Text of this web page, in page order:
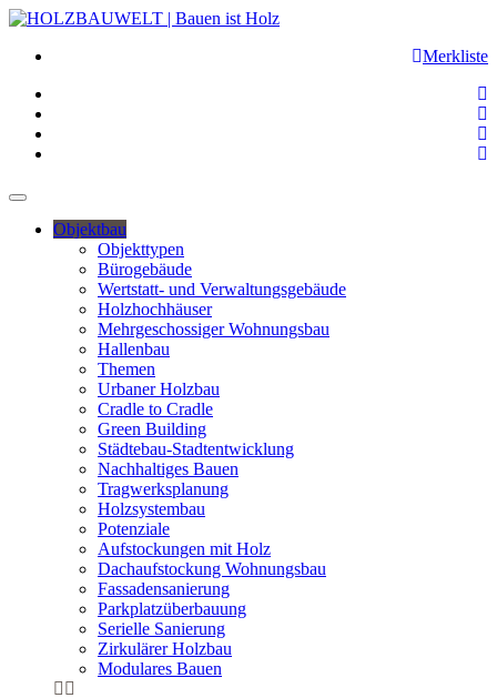
Merkliste
Objektbau
Objekttypen
Bürogebäude
Wertstatt- und Verwaltungsgebäude
Holzhochhäuser
Mehrgeschossiger Wohnungsbau
Hallenbau
Themen
Urbaner Holzbau
Cradle to Cradle
Green Building
Städtebau-Stadtentwicklung
Nachhaltiges Bauen
Tragwerksplanung
Holzsystembau
Potenziale
Aufstockungen mit Holz
Dachaufstockung Wohnungsbau
Fassadensanierung
Parkplatzüberbauung
Serielle Sanierung
Zirkulärer Holzbau
Modulares Bauen